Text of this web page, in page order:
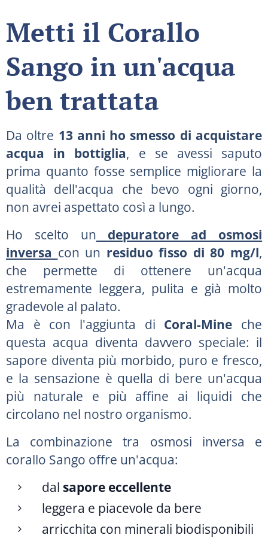
Metti il Corallo
Sango in un'acqua
ben trattata
Da oltre 13 anni ho smesso di acquistare
acqua in bottiglia, e se avessi saputo
prima quanto fosse semplice migliorare la
qualità dell'acqua che bevo ogni giorno,
non avrei aspettato così a lungo.
Ho scelto un
depuratore ad osmosi
inversa con un residuo fisso di 80 mg/l,
che permette di ottenere un'acqua
estremamente leggera, pulita e già molto
gradevole al palato.
Ma è con l'aggiunta di Coral-Mine che
questa acqua diventa davvero speciale: il
sapore diventa più morbido, puro e fresco,
e la sensazione è quella di bere un'acqua
più naturale e più affine ai liquidi che
circolano nel nostro organismo.
La combinazione tra osmosi inversa e
corallo Sango offre un'acqua:
dal sapore eccellente
leggera e piacevole da bere
arricchita con minerali biodisponibili